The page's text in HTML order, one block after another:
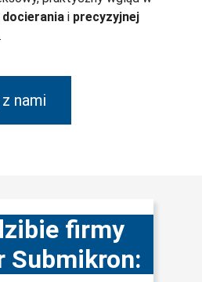
i precyzyjnej
.
nami
firmy
Submikron: